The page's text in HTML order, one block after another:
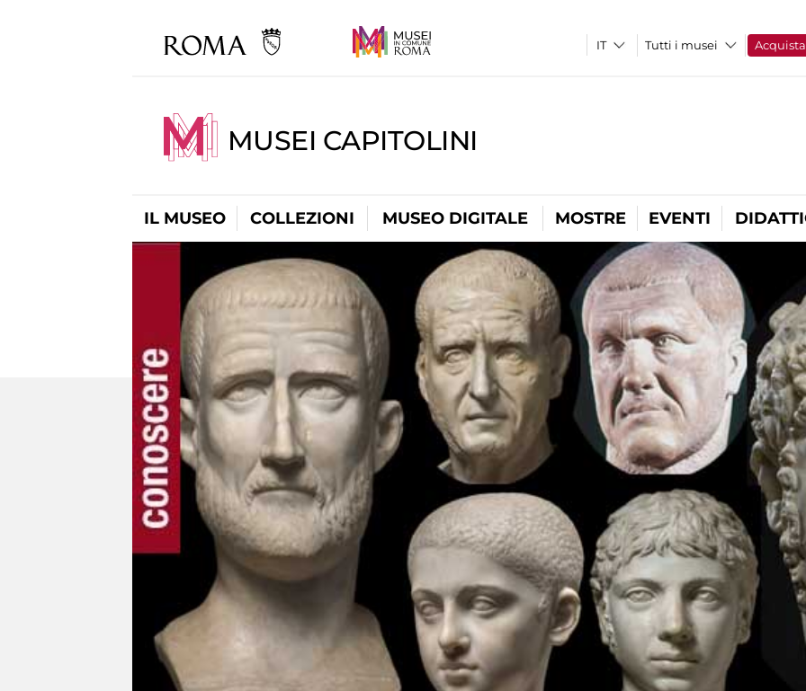
Tutti i musei Acquista
MUSEI CAPITOLINI
IL MUSEO COLLEZIONI MUSEO DIGITALE MOSTRE EVENTI